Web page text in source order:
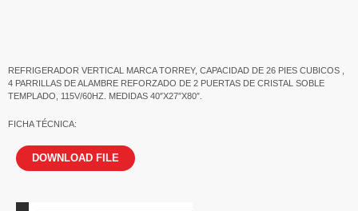
REFRIGERADOR VERTICAL MARCA TORREY, CAPACIDAD DE 26 PIES CUBICOS ,
4 PARRILLAS DE ALAMBRE REFORZADO DE 2 PUERTAS DE CRISTAL SOBLE
TEMPLADO, 115V/60HZ. MEDIDAS 40″X27″X80″.
FICHA TÉCNICA:
DOWNLOAD FILE